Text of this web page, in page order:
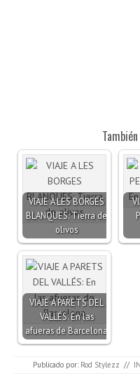
VIAJE A LES BORGES
BLANQUES: Tierra de
olivos
VIAJE A PARETS DEL
VALLÉS: En las
afueras de Barcelona
Publicado por: Rod Stylezz //